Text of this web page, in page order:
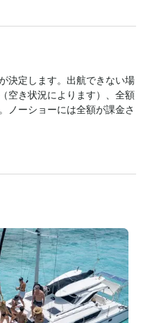
決定します。出航できない場
空き状況によります）、全額
ノーショーには全額が課金さ